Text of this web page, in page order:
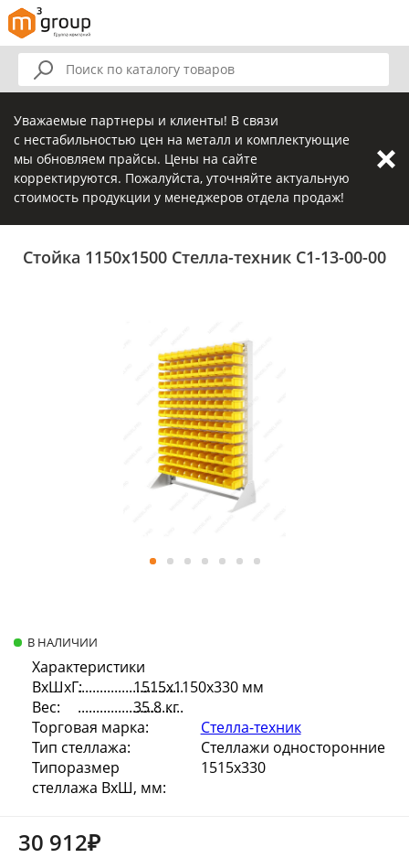
Уважаемые партнеры и клиенты! В связи
с нестабильностью цен на металл и комплектующие
мы обновляем прайсы. Цены на сайте
корректируются. Пожалуйста, уточняйте актуальную
стоимость продукции у менеджеров отдела продаж!
Стойка 1150х1500 Стелла-техник С1-13-00-00
В НАЛИЧИИ
Характеристики
ВхШхГ:
1515х1150х330 мм
Вес:
35.8 кг
Торговая марка:
Стелла-техник
Тип стеллажа:
Стеллажи односторонние
Типоразмер
стеллажа ВхШ, мм:
1515х330
30 912₽